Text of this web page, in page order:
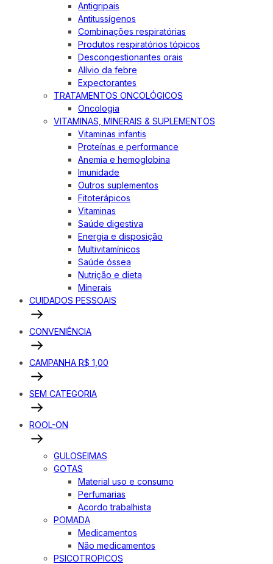
Antigripais
Antitussígenos
Combinações respiratórias
Produtos respiratórios tópicos
Descongestionantes orais
Alívio da febre
Expectorantes
TRATAMENTOS ONCOLÓGICOS
Oncologia
VITAMINAS, MINERAIS & SUPLEMENTOS
Vitaminas infantis
Proteínas e performance
Anemia e hemoglobina
Imunidade
Outros suplementos
Fitoterápicos
Vitaminas
Saúde digestiva
Energia e disposição
Multivitamínicos
Saúde óssea
Nutrição e dieta
Minerais
CUIDADOS PESSOAIS
CONVENIÊNCIA
CAMPANHA R$ 1,00
SEM CATEGORIA
ROOL-ON
GULOSEIMAS
GOTAS
Material uso e consumo
Perfumarias
Acordo trabalhista
POMADA
Medicamentos
Não medicamentos
PSICOTROPICOS